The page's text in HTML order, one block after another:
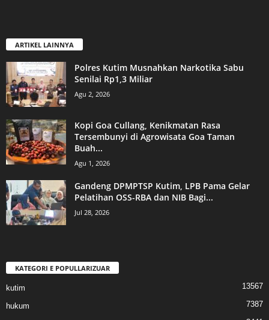
ARTIKEL LAINNYA
Polres Kutim Musnahkan Narkotika Sabu
Senilai Rp1,3 Miliar
Agu 2, 2026
Kopi Goa Cullang, Kenikmatan Rasa
Tersembunyi di Agrowisata Goa Taman
Buah...
Agu 1, 2026
Gandeng DPMPTSP Kutim, LPB Pama Gelar
Pelatihan OSS-RBA dan NIB Bagi...
Jul 28, 2026
KATEGORI E POPULLARIZUAR
kutim 13567
hukum 7387